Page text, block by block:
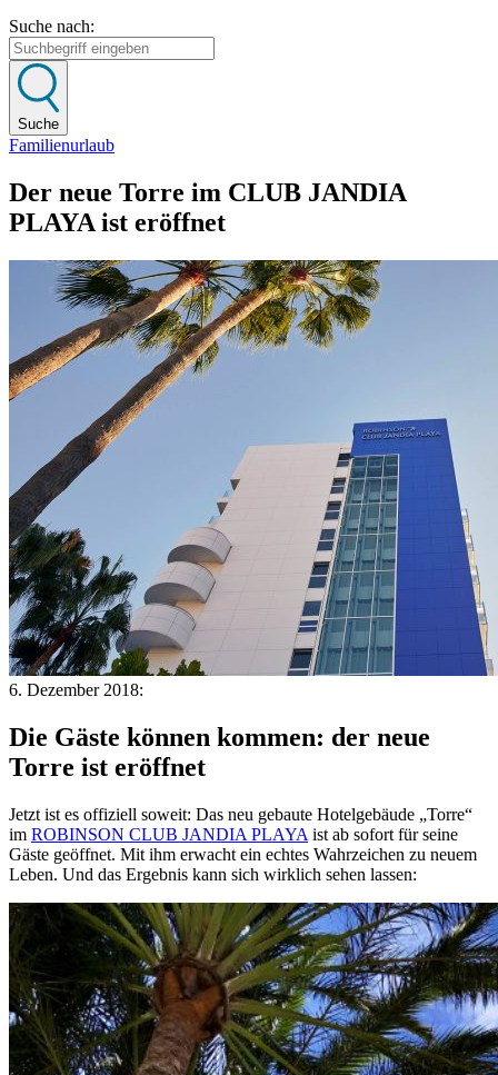
Suche nach:
Suche
Familienurlaub
Der neue Torre im CLUB JANDIA
PLAYA ist eröffnet
6. Dezember 2018:
Die Gäste können kommen: der neue
Torre ist eröffnet
Jetzt ist es offiziell soweit: Das neu gebaute Hotelgebäude „Torre“
im ROBINSON CLUB JANDIA PLAYA ist ab sofort für seine
Gäste geöffnet. Mit ihm erwacht ein echtes Wahrzeichen zu neuem
Leben. Und das Ergebnis kann sich wirklich sehen lassen: